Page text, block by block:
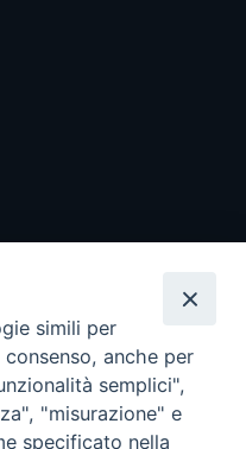
simili per
anche per
semplici",
"misurazione" e
specificato nella